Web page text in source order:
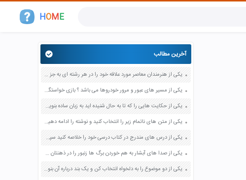
HOME
آخرین مطالب
یکی از هنرمندان معاصر مورد علاقه خود را در هر رشته ای به جز عکاسی صفحه 69 فرهنگ و هنر نهم
یکی از مسیر های عبور و مرور خودروها می باشد ؟ بازی خواستگاری جواب پاسخ
یکی از حکایت هایی را که تا به حال شنیده اید به زبان ساده بنویسید صفحه 97 نگارش ششم دبستان
یکی از متن های ناتمام زیر را انتخاب کنید و نوشته را ادامه دهید صفحه 73 و 74 کتاب نگارش فارسی پنجم دبستان
یکی از درس های مندرج در کتاب درسی خود را خلاصه کنید سپس متن خلاصه شده را با بهره گیری از روش های دسته بندی نمودار جدول نقشه مفهومی نشان دهید صفحه 118 نگارش یازدهم
یکی از صدا های آبشار به هم خوردن برگ ها زنبور را در ذهنتان مجسم کنید و درباره آن یک بند بنویسید صفحه 11 نگارش پنجم
یکی از دو موضوع را به دلخواه انتخاب کن و یک بند درباره آن بنویس صفحه 35 کتاب نگارش فارسی سوم